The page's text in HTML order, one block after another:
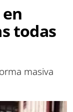
todas
masiva